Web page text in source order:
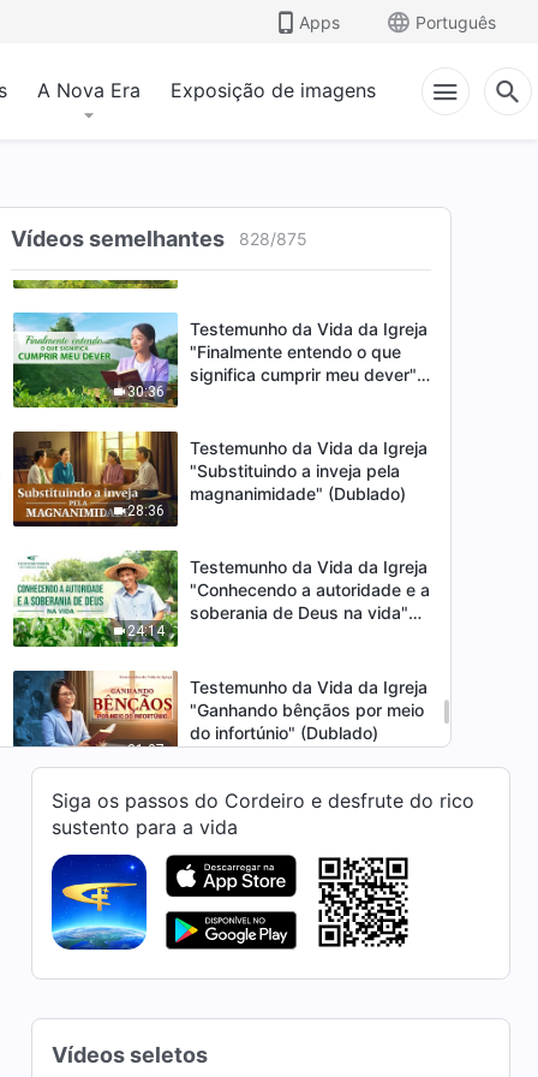
Apps Português
A Nova Era Exposição de imagens
Vídeos semelhantes 828/875
essencial para uma
coordenação harmoniosa"
Testemunho de fé "Finalmente
29:34
Testemunho de fé "Uma
semelhança humana pode ser
alcançada resolvendo a
arrogância" (Dublado)
30:36
Testemunho da Vida da Igreja
"Finalmente entendo o que
significa cumprir meu dever"
28:36
Testemunho da Vida da Igreja
"Substituindo a inveja pela
magnanimidade" (Dublado)
24:14
Testemunho da Vida da Igreja
"Conhecendo a autoridade e a
soberania de Deus na vida"
31:07
Testemunho da Vida da Igreja
"Ganhando bênçãos por meio
do infortúnio" (Dublado)
18:18
Testemunho de fé "Erguendo-
se da opressão das trevas"
(Dublado)
Testemunho da Vida da Igreja
"Aprendi a me coordenar com
da vida" (Dublado)
Siga os passos do Cordeiro e desfrute do rico
sustento para a vida
Vídeos seletos